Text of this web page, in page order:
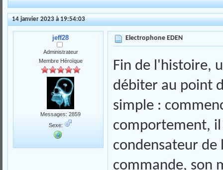
14 janvier 2023 à 19:54:03
jeff28
Administrateur
Membre Héroïque
Messages: 2859
Sexe:
Electrophone EDEN
Fin de l'histoire,
débiter au point
simple :
comportement,
condensateur de
commande, son